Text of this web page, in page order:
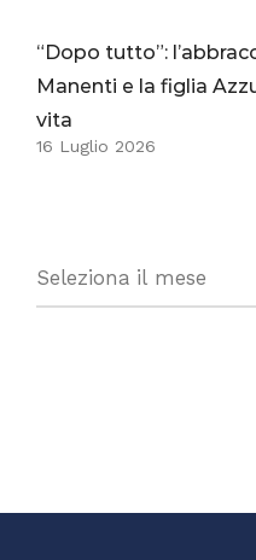
“Dopo tutto”:
Manenti e la figlia
vita
16 Luglio 2026